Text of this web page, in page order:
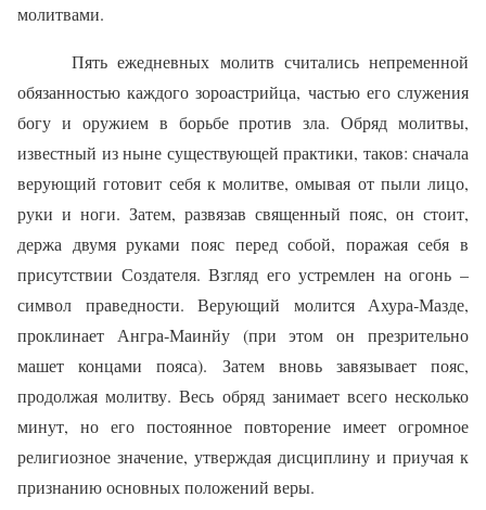
молитвами.
Пять ежедневных молитв считались непременной
обязанностью каждого зороастрийца, частью его служения
богу и оружием в борьбе против зла. Обряд молитвы,
известный из ныне существующей практики, таков: сначала
верующий готовит себя к молитве, омывая от пыли лицо,
руки и ноги. Затем, развязав священный пояс, он стоит,
держа двумя руками пояс перед собой, поражая себя в
присутствии Создателя. Взгляд его устремлен на огонь –
символ праведности. Верующий молится Ахура‑Мазде,
проклинает Ангра‑Маинйу (при этом он презрительно
машет концами пояса). Затем вновь завязывает пояс,
продолжая молитву. Весь обряд занимает всего несколько
минут, но его постоянное повторение имеет огромное
религиозное значение, утверждая дисциплину и приучая к
признанию основных положений веры.